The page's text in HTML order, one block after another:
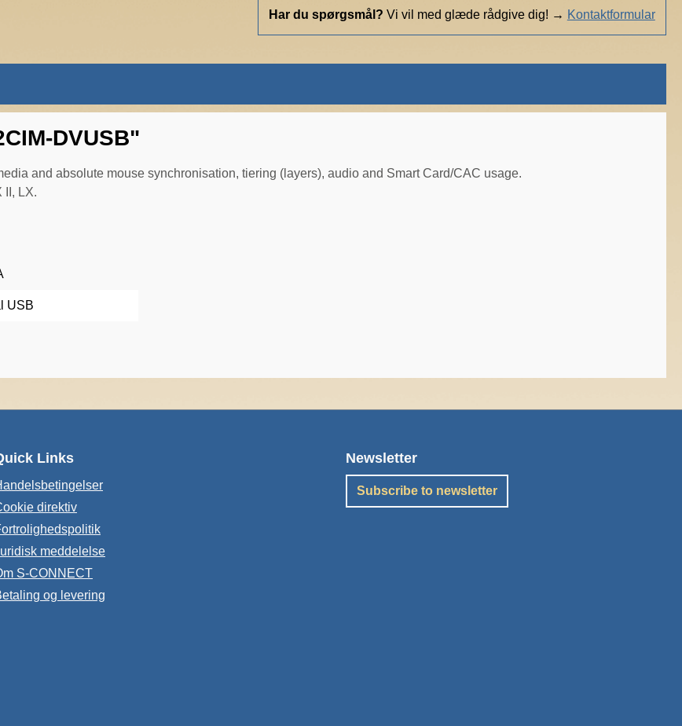
Har du spørgsmål? Vi vil med glæde rådgive dig! → Kontaktformular
DVUSB"
and absolute mouse synchronisation, tiering (layers), audio and Smart Card/CAC usage.
II, LX.
USB
Links
direktiv
meddelelse
S-CONNECT
og levering
Newsletter
Subscribe to newsletter